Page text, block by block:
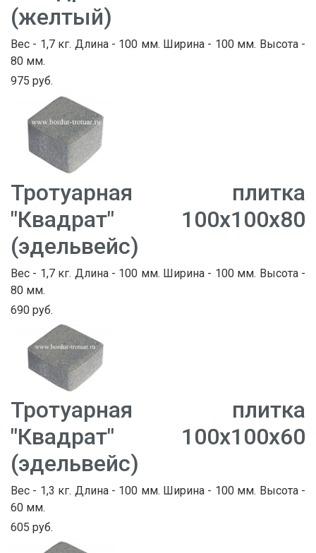
(желтый)
Вес - 1,7 кг. Длина - 100 мм. Ширина - 100 мм. Высота -
80 мм.
975 руб.
Тротуарная плитка
"Квадрат" 100х100х80
(эдельвейс)
Вес - 1,7 кг. Длина - 100 мм. Ширина - 100 мм. Высота -
80 мм.
690 руб.
Тротуарная плитка
"Квадрат" 100х100х60
(эдельвейс)
Вес - 1,3 кг. Длина - 100 мм. Ширина - 100 мм. Высота -
60 мм.
605 руб.